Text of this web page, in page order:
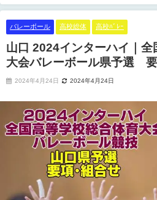
レーボール県予選 要項･組合せ
バレーボール 高校総体 高校ﾊﾞﾚｰ
山口 2024インターハイ｜全
大会バレーボール県予選
2024年4月24日 2024年4月24日